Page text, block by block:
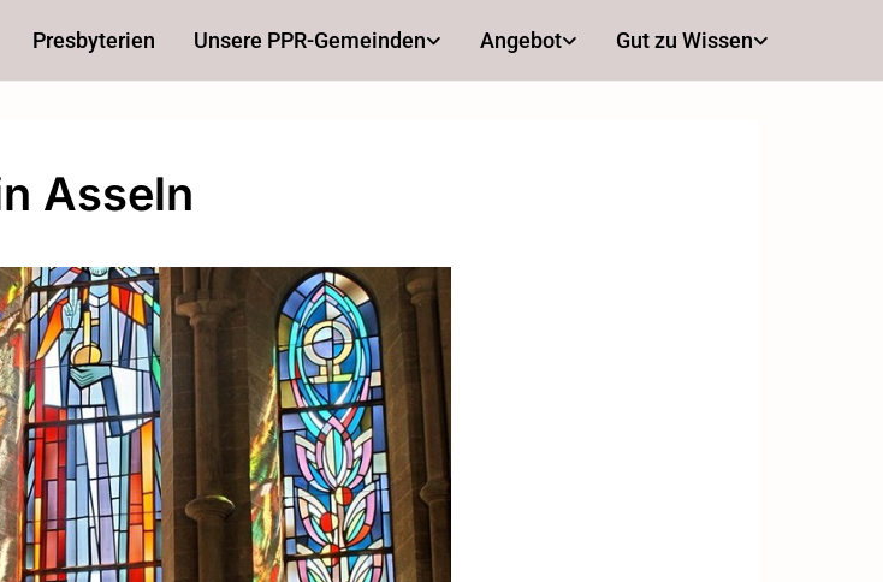
Presbyterien Unsere PPR-Gemeinden Angebot Gut zu Wissen
Asseln